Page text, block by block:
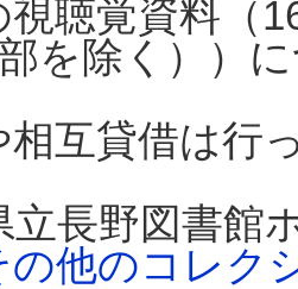
視聴覚資料（
を除く））
相互貸借は行
立長野図書館
の他のコレク